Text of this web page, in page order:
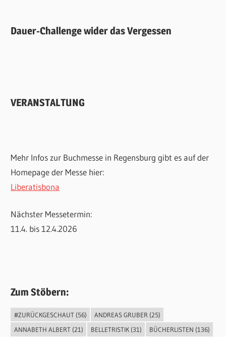
Dauer-Challenge wider das Vergessen
VERANSTALTUNG
Mehr Infos zur Buchmesse in Regensburg gibt es auf der
Homepage der Messe hier:
Liberatisbona
Nächster Messetermin:
11.4. bis 12.4.2026
Zum Stöbern:
#ZURÜCKGESCHAUT(56) ANDREAS GRUBER (25)
ANNABETH ALBERT(21) BELLETRISTIK(31) BÜCHERLISTEN (136)